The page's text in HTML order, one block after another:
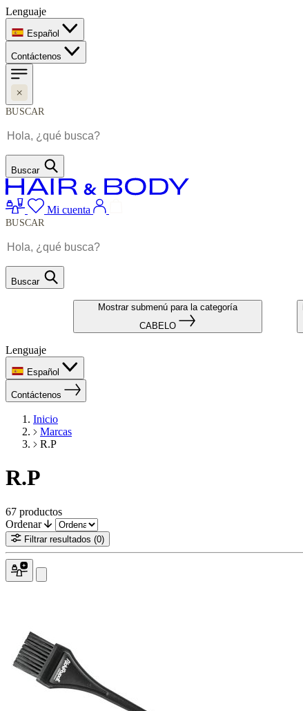
Lenguaje
Español
Contáctenos
BUSCAR
Buscar
Mi cuenta
BUSCAR
Buscar
Mostrar submenú para la categoría
CABELO
Lenguaje
Español
Contáctenos
Inicio
Marcas
R.P
R.P
67 productos
Ordenar
Filtrar resultados (0)